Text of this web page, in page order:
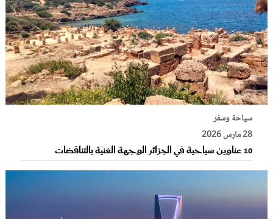
سياحة وسفر
28 مارس 2026
10 عناوين سياحية في الجزائر الوجهة الغنية بالتناقضات